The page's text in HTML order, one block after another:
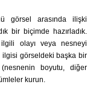
görsel arasında ilişki
bir biçimde hazırladık.
olayı veya nesneyi
ilgisi görseldeki başka bir
boyutu, diğer
kurun.